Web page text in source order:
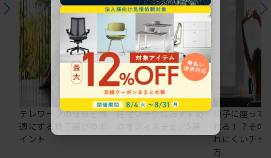
テレワークの仕事を快
適にする椅子選びのポ
イント
在宅ワークにおすすめ
椅子に座っ
れる！？その
れにくいチェ
方